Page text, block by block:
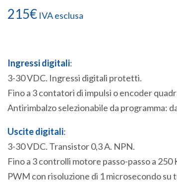
215€ IVA esclusa
Ingressi digitali:
3-30 VDC. Ingressi digitali protetti.
Fino a 3 contatori di impulsi o encoder
Antirimbalzo selezionabile da programma:
Uscite digitali:
3-30 VDC. Transistor 0,3 A. NPN.
Fino a 3 controlli motore passo-passo a 250
PWM con risoluzione di 1 microsecondo su